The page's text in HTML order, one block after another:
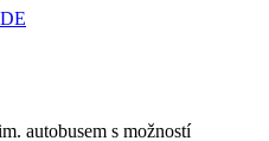
autobusem s možností